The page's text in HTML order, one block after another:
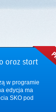
oraz start
w programie
edycja ma
SKO pod